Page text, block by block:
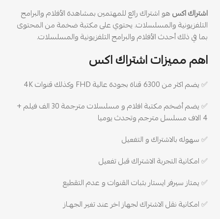
اشتراك اكس هو اشتراك رائع للمهتمين بمشاهدة الأفلام والبرامج
التلفزيونية والمسلسلات. يحتوي على مكتبة ضخمة من المحتوى
بما في ذلك أحدث الأفلام والبرامج التلفزيونية والمسلسلات.
اهم مميزات اشتراك اكس
✅ يضم اكثر من 6300 قناة بجودة عالية FHD وكذلك قنوات 4K
✅ يضم أضخم مكتبة افلام و مسلسلات مترجمة 30 الف فيلم +
4 الاف مسلسل مترجم وتحدث يوميا
✅ سهوله بالاشتراك و التفعيل
✅ امكانية التجربة الاشتراك قبل تفعيل
✅ يمتاز سيرفر ايستار بثبات القنوات و عدم التقطيع
✅ امكانية نقل الاشتراك لجهاز اخر عند تغير الجهـاز